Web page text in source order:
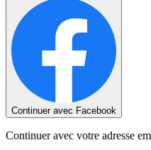
Continuer avec Facebook
Continuer avec votre adresse